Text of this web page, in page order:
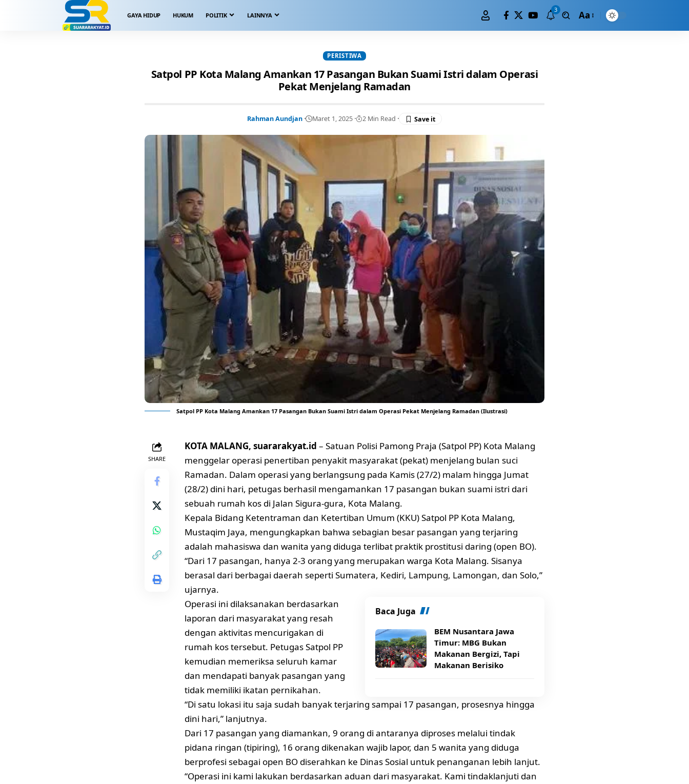
GAYA HIDUP HUKUM POLITIK LAINNYA
3 Aa
PERISTIWA
Satpol PP Kota Malang Amankan 17 Pasangan Bukan Suami Istri dalam Operasi
Pekat Menjelang Ramadan
Rahman Aundjan Maret 1, 2025 2 Min Read
Satpol PP Kota Malang Amankan 17 Pasangan Bukan Suami Istri dalam Operasi Pekat Menjelang Ramadan (Ilustrasi)
SHARE
KOTA MALANG, suararakyat.id – Satuan Polisi Pamong Praja (Satpol PP) Kota Malang
menggelar operasi penertiban penyakit masyarakat (pekat) menjelang bulan suci
Ramadan. Dalam operasi yang berlangsung pada Kamis (27/2) malam hingga Jumat
(28/2) dini hari, petugas berhasil mengamankan 17 pasangan bukan suami istri dari
sebuah rumah kos di Jalan Sigura-gura, Kota Malang.
Kepala Bidang Ketentraman dan Ketertiban Umum (KKU) Satpol PP Kota Malang,
Mustaqim Jaya, mengungkapkan bahwa sebagian besar pasangan yang terjaring
adalah mahasiswa dan wanita yang diduga terlibat praktik prostitusi daring (open BO).
“Dari 17 pasangan, hanya 2-3 orang yang merupakan warga Kota Malang. Sisanya
berasal dari berbagai daerah seperti Sumatera, Kediri, Lampung, Lamongan, dan Solo,”
ujarnya.
Baca Juga
BEM Nusantara Jawa
Timur: MBG Bukan
Makanan Bergizi, Tapi
Makanan Berisiko
Operasi ini dilaksanakan berdasarkan
laporan dari masyarakat yang resah
dengan aktivitas mencurigakan di
rumah kos tersebut. Petugas Satpol PP
kemudian memeriksa seluruh kamar
dan mendapati banyak pasangan yang
tidak memiliki ikatan pernikahan.
“Di satu lokasi itu saja sudah banyak terjaring sampai 17 pasangan, prosesnya hingga
dini hari,” lanjutnya.
Dari 17 pasangan yang diamankan, 9 orang di antaranya diproses melalui tindak
pidana ringan (tipiring), 16 orang dikenakan wajib lapor, dan 5 wanita yang diduga
berprofesi sebagai open BO diserahkan ke Dinas Sosial untuk penanganan lebih lanjut.
“Operasi ini kami lakukan berdasarkan aduan dari masyarakat. Kami tindaklanjuti dan